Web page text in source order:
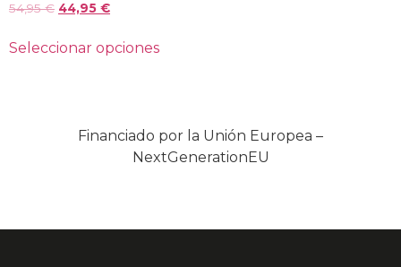
54,95€ 44,95 €
Seleccionar opciones
Financiado por la Unión Europea –
NextGenerationEU